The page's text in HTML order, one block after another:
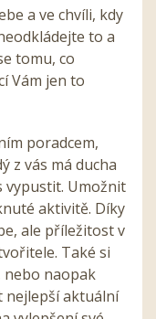
a ve chvíli, kdy
to a
tomu, co
Vám jen to
poradcem,
z vás má ducha
Umožnit
aktivitě. Díky
ale příležitost v
Také si
naopak
nejlepší aktuální